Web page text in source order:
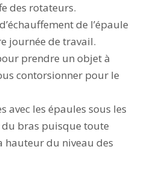
des rotateurs.
de l’épaule
journée de travail.
prendre un objet à
contorsionner pour le
avec les épaules sous les
du bras puisque toute
hauteur du niveau des